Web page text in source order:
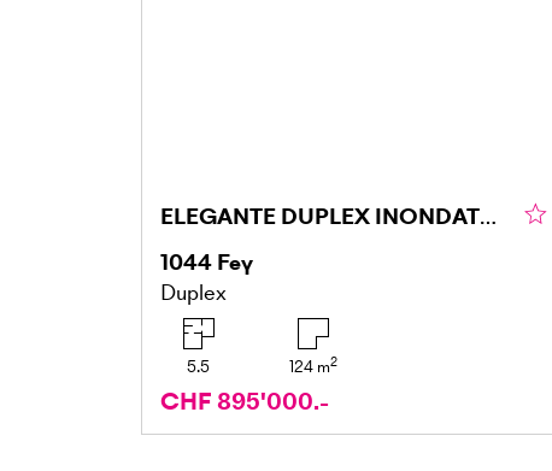
ELEGANTE DUPLEX INONDATO DI LUCE
1044 Fey
Duplex
5.5 124 m2
CHF 895'000.-